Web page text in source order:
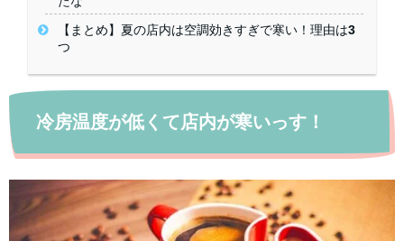
【まとめ】夏の店内は空調効きすぎで寒い！理由は3
つ
冷房温度が低くて店内が寒いっす！